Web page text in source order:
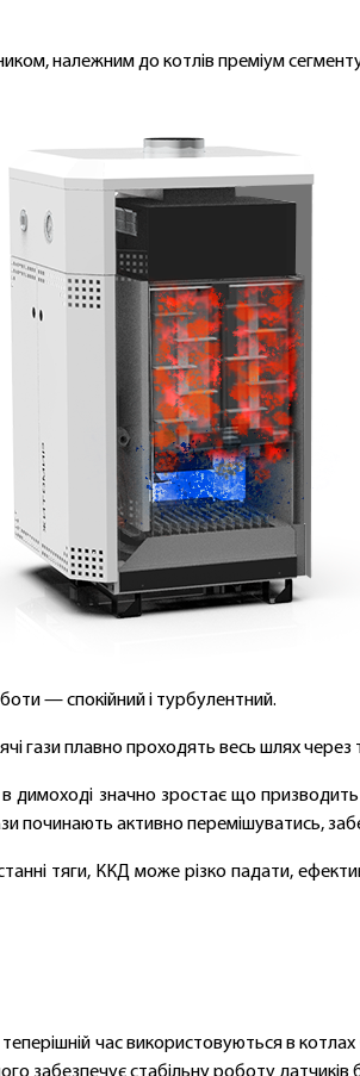
належним до котлів преміум
— спокійний і турбулентний.
гази плавно проходять весь шлях
значно зростає що
починають активно перемішуватись,
тяги, ККД може різко падати,
теперішній час використовуються в